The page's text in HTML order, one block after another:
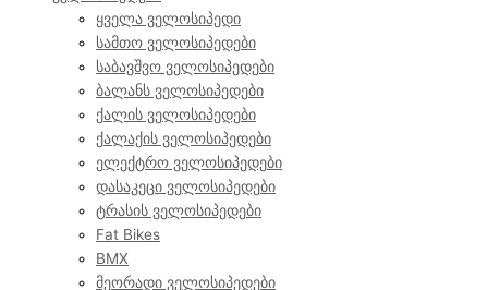
ყველა ველოსიპედი
სამთო ველოსიპედები
საბავშვო ველოსიპედები
ბალანს ველოსიპედები
ქალის ველოსიპედები
ქალაქის ველოსიპედები
ელექტრო ველოსიპედები
დასაკეცი ველოსიპედები
ტრასის ველოსიპედები
Fat Bikes
BMX
მეორადი ველოსიპედები